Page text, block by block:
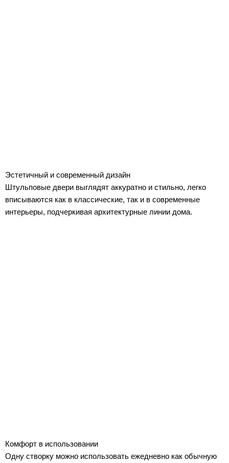
Эстетичный и современный дизайн
Штульповые двери выглядят аккуратно и стильно, легко
вписываются как в классические, так и в современные
интерьеры, подчеркивая архитектурные линии дома.
Комфорт в использовании
Одну створку можно использовать ежедневно как обычную